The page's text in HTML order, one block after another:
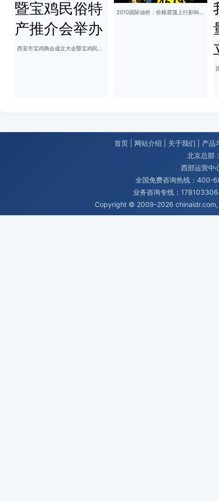
西安市宝鸡商会成立大会暨宝鸡民俗特产推介会举办
2010国际油价：价格震荡上行影响几何？
首页 网站介绍 关于我们
产品
北京总部
西部运营中
全国免费咨询热线：400-
业务咨询专线：
Copyright © 2009-2026 chinaidr.com